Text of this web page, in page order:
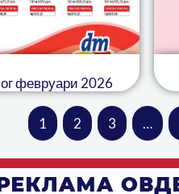
февруари 2026
1 2 3 …